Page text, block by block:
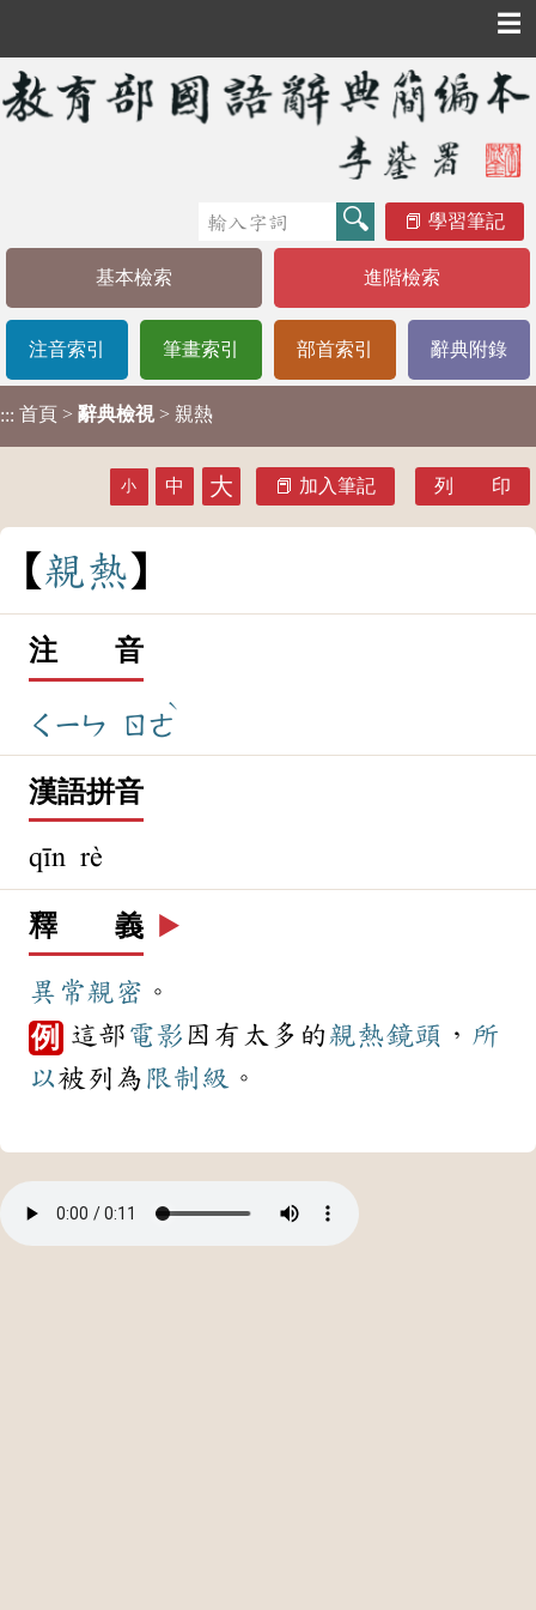
☰
學習筆記
基本檢索 進階檢索
注音索引 筆畫索引 部首索引 辭典附錄
::: 首頁 > 辭典檢視 > 親熱
小 中 大 加入筆記 列 印
親熱
注 音
ㄑㄧㄣ ㄖㄜ
ˋ
漢語拼音
qīn rè
釋 義 ▶️
異常親密 。
例 這部 電影 因有太多的 親熱鏡頭 ， 所
以被列為 限制級 。